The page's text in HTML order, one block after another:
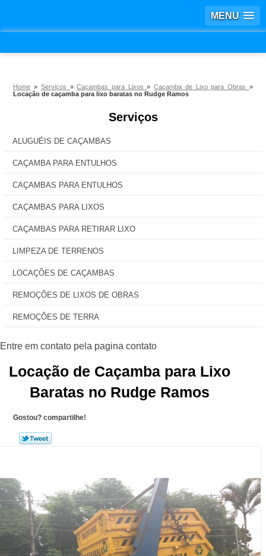
MENU
Home » Serviços »Caçambas para Lixos»Caçamba de Lixo para Obras »
Locação de caçamba para lixo baratas no Rudge Ramos
Serviços
ALUGUÉIS DE CAÇAMBAS
CAÇAMBA PARA ENTULHOS
CAÇAMBAS PARA ENTULHOS
CAÇAMBAS PARA LIXOS
CAÇAMBAS PARA RETIRAR LIXO
LIMPEZA DE TERRENOS
LOCAÇÕES DE CAÇAMBAS
REMOÇÕES DE LIXOS DE OBRAS
REMOÇÕES DE TERRA
Locação de Caçamba para Lixo
Baratas no Rudge Ramos
Gostou? compartilhe!